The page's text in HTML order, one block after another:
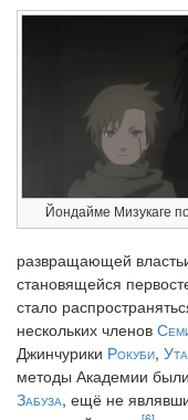
Йондайме Мизукаге
развращающей
становящейся
стало
нескольких членов
Джинчурики Рокуби,
методы Академии
Забуза, ещё не